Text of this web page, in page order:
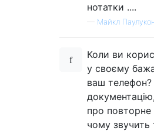
нотатки ....
— Майкл
Коли ви
у своєму
ваш
про
чому звучить